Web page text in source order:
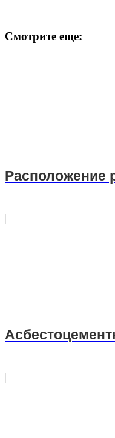
Смотрите еще:
Расположение